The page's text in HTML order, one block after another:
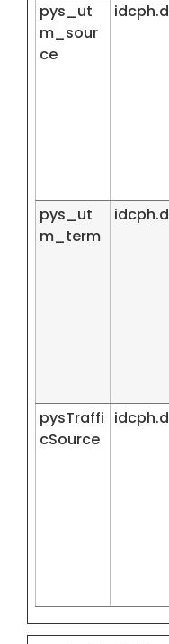
pys_ut
m_sour
ce
pys_ut
m_term
pysTraffi
cSource